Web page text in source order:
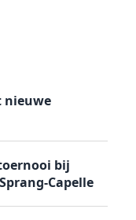
nieuwe
bij
Capelle